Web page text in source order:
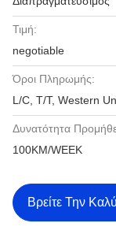
Τιμή:
negotiable
Όροι Πληρωμής:
L/C, T/T, Western
Δυνατότητα
100KM/WEEK
Βρείτε Την